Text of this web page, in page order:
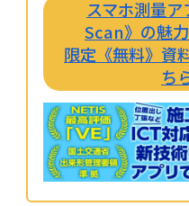
スマホ測量
Scan》の魅
限定《無料》資
ち